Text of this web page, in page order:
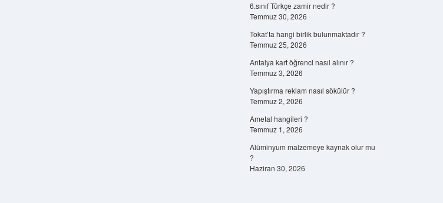
6.sınıf Türkçe zamir nedir ?
Temmuz 30, 2026
Tokat’ta hangi birlik bulunmaktadır ?
Temmuz 25, 2026
Antalya kart öğrenci nasıl alınır ?
Temmuz 3, 2026
Yapıştırma reklam nasıl sökülür ?
Temmuz 2, 2026
Ametal hangileri ?
Temmuz 1, 2026
Alüminyum malzemeye kaynak olur mu
?
Haziran 30, 2026